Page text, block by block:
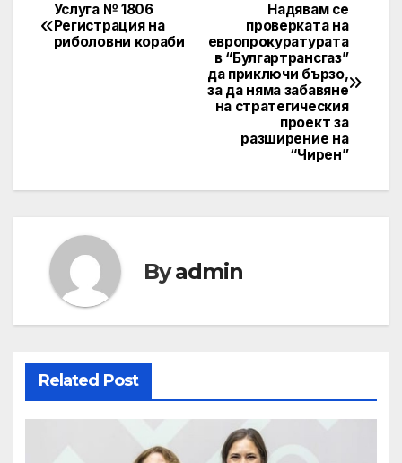
Post
navigation
Надявам се
проверката на
европрокуратурата
в “Булгартрансгаз”
да приключи бързо,
за да няма забавяне
на стратегическия
проект за
разширение на
“Чирен”
Услуга № 1806
Регистрация на
риболовни кораби
Byadmin
Related Post